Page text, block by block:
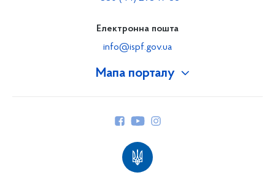
Мапа порталу
Електронна пошта
info@ispf.gov.ua